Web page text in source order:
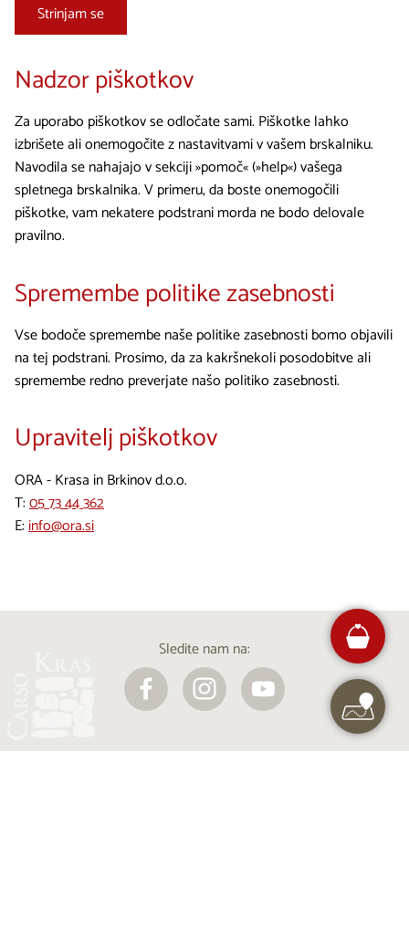
Strinjam se
Nadzor piškotkov
Za uporabo piškotkov se odločate sami. Piškotke lahko
izbrišete ali onemogočite z nastavitvami v vašem brskalniku.
Navodila se nahajajo v sekciji »pomoč« (»help«) vašega
spletnega brskalnika. V primeru, da boste onemogočili
piškotke, vam nekatere podstrani morda ne bodo delovale
pravilno.
Spremembe politike zasebnosti
Vse bodoče spremembe naše politike zasebnosti bomo objavili
na tej podstrani. Prosimo, da za kakršnekoli posodobitve ali
spremembe redno preverjate našo politiko zasebnosti.
Upravitelj piškotkov
ORA - Krasa in Brkinov d.o.o.
T:05 73 44 362
E:info@ora.si
Sledite nam na: